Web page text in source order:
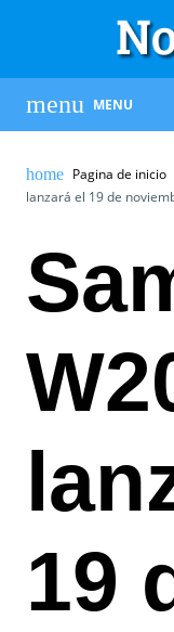
MENU
Pagina de inicio
lanzará el 19 de
19